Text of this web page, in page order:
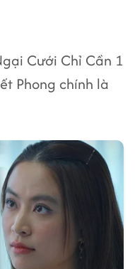
Cưới Chỉ Cần 1
Phong chính là